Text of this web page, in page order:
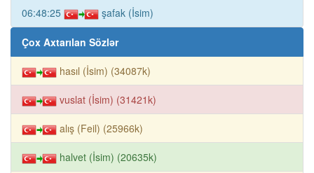
06:48:25 şafak (İsim)
Çox Axtarılan Sözlər
hasıl (İsim) (34087k)
vuslat (İsim) (31421k)
alış (Feil) (25966k)
halvet (İsim) (20635k)